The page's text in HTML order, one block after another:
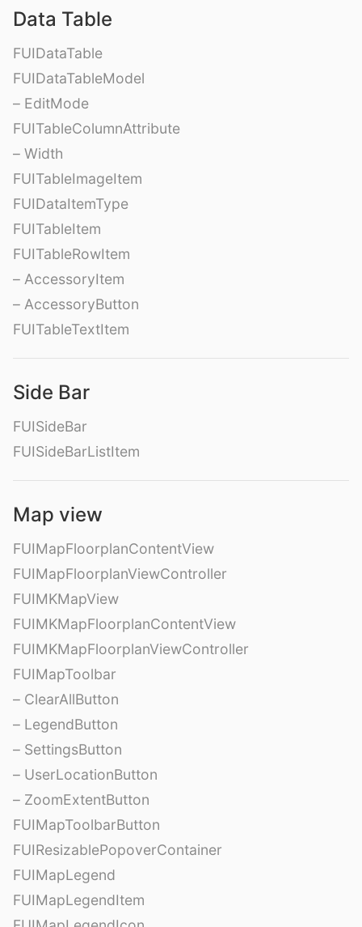
Data Table
FUIDataTable
FUIDataTableModel
– EditMode
FUITableColumnAttribute
– Width
FUITableImageItem
FUIDataItemType
FUITableItem
FUITableRowItem
– AccessoryItem
– AccessoryButton
FUITableTextItem
Side Bar
FUISideBar
FUISideBarListItem
Map view
FUIMapFloorplanContentView
FUIMapFloorplanViewController
FUIMKMapView
FUIMKMapFloorplanContentView
FUIMKMapFloorplanViewController
FUIMapToolbar
– ClearAllButton
– LegendButton
– SettingsButton
– UserLocationButton
– ZoomExtentButton
FUIMapToolbarButton
FUIResizablePopoverContainer
FUIMapLegend
FUIMapLegendItem